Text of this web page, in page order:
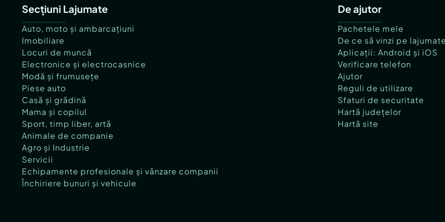
Secțiuni Lajumate
Auto, moto și ambarcațiuni
Imobiliare
Locuri de muncă
Electronice și electrocasnice
Modă și frumusețe
Piese auto
Casă și grădină
Mama și copilul
Sport, timp liber, artă
Animale de companie
Agro și Industrie
Servicii
Echipamente profesionale și vânzare companii
Închiriere bunuri și vehicule
De ajutor
Pachetele mele
De ce să vinzi pe
Aplicații: Android și iOS
Verificare telefon
Ajutor
Reguli de utilizare
Sfaturi de securitate
Hartă județelor
Hartă site